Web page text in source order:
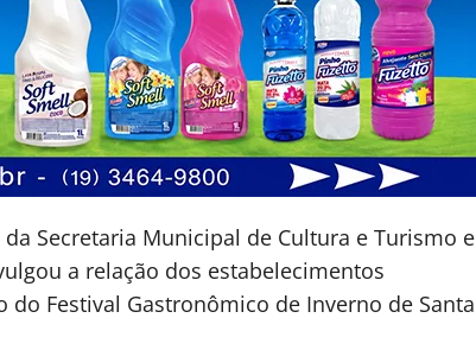
Secretaria Municipal de Cultura e Turismo e
a relação dos estabelecimentos
Festival Gastronômico de Inverno de Santa